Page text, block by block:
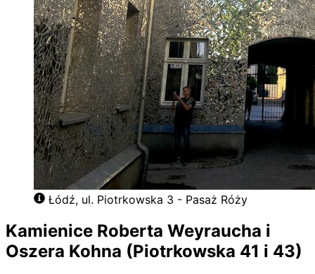
Łódź, ul. Piotrkowska 3 - Pasaż Róży
Kamienice Roberta Weyraucha i
Oszera Kohna (Piotrkowska 41 i 43)